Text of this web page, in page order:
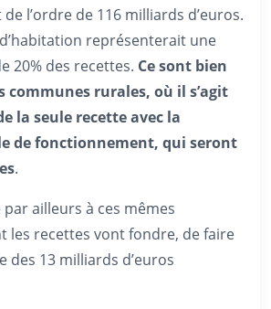
l’ordre de 116 milliards d’euros.
représenterait une
20% des recettes. Ce sont bien
communes rurales, où il s’agit
la seule recette avec la
de fonctionnement, qui seront
.
par ailleurs à ces mêmes
les recettes vont fondre, de faire
des 13 milliards d’euros